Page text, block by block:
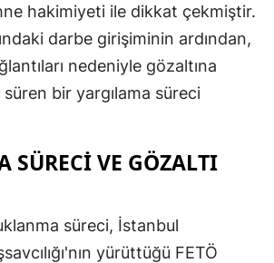
Manisa
Mardin
Muş
Niğde
hakimiyeti ile dikkat çekmiştir.
darbe girişiminin ardından,
nedeniyle gözaltına
süren bir yargılama süreci
SÜRECI VE GÖZALTI
süreci, İstanbul
yürüttüğü FETÖ